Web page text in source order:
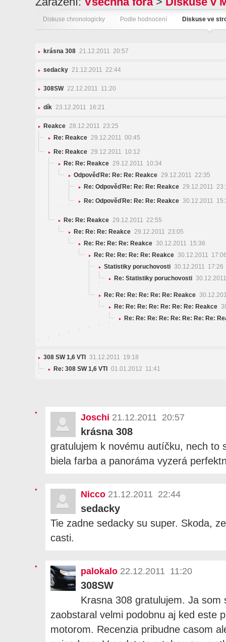
Diskuse chronologicky Podle hodnocení Diskuse ve
krásna 308 21.12.2011 20:57
sedacky 21.12.2011 22:44
308SW 22.12.2011 11:20
dík 23.12.2011 16:21
Reakce 28.12.2011 23:25
Re: Reakce 29.12.2011 00:45
Re: Reakce 29.12.2011 10:12
Re: Re: Reakce 29.12.2011 10:34
OdpověďRe: Re: Re: Reakce 29.12.2011 22:35
Re: OdpověďRe: Re: Re: Reakce 29.12.2011
Re: OdpověďRe: Re: Re: Reakce 30.12.2011
Re: Re: Reakce 29.12.2011 22:55
Re: Re: Re: Reakce 29.12.2011 23:05
Re: Re: Re: Re: Reakce 30.12.2011 15:36
Re: Re: Re: Re: Re: Reakce 30.12.2011
Statistiky poruchovosti 30.12.2011 17:26
Re: Statistiky poruchovosti
Re: Re: Re: Re: Re: Re: Reakce
Re: Re: Re: Re: Re: Re: Re: Reakce
Re: Re: Re: Re: Re: Re: Re: Re:
308 SW 1,6 VTI
31.12.2011 19:18
Re: 308 SW 1,6 VTI
01.01.2012 11:41
Joschi 21.12.2011 20:57
krásna 308
gratulujem k novému autíčku, nech to
biela farba a panoráma vyzerá
Nicco 21.12.2011 22:44
sedacky
Tie zadne sedacky su super. Skoda,
casti.
palokalo 22.12.2011 11:20
308SW
Krasna 308 gratulujem. Ja som
zaobstaral velmi podobnu aj ked este
motorom. Recenzia pribudne casom